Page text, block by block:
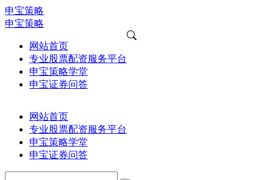
申宝策略
申宝策略
网站首页
专业股票配资服务平台
申宝策略学堂
申宝证券问答
网站首页
专业股票配资服务平台
申宝策略学堂
申宝证券问答